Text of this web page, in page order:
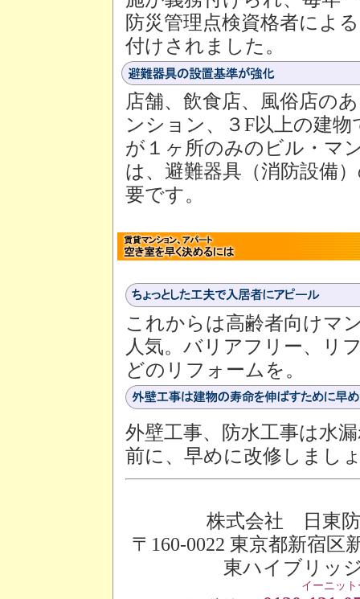
防災管理点検資格者によ
付けされました。
店舗、飲食店、風俗店の
ンション、３F以上の建物
が１ヶ所のみのビル・マ
は、避難器具（消防設備
要です。
これからは高齢者向けマ
人気。バリアフリー、リ
どのリフォームを。
外壁工事、防水工事は水
前に、早めに改修しまし
株式会社 日東
〒160-0022 東京都新宿区
東ハイブリッ
イーニッ